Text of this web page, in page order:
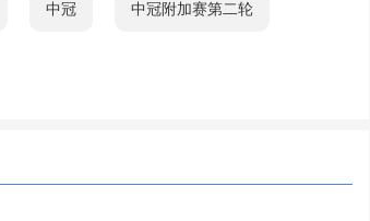
中冠 中冠附加赛第二轮